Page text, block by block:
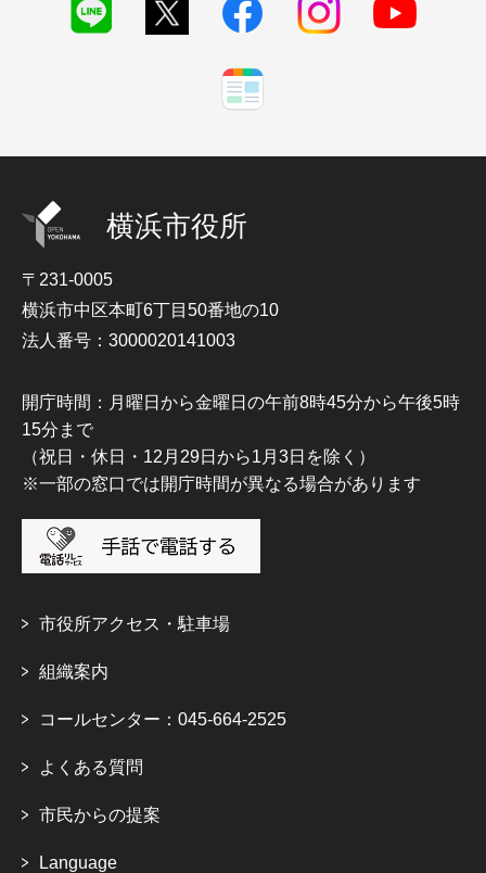
横浜市役所
〒231-0005
横浜市中区本町6丁目50番地の10
法人番号：3000020141003
開庁時間：月曜日から金曜日の午前8時45分から午後5時
15分まで
（祝日・休日・12月29日から1月3日を除く）
※一部の窓口では開庁時間が異なる場合があります
市役所アクセス・駐車場
組織案内
コールセンター：045-664-2525
よくある質問
市民からの提案
Language